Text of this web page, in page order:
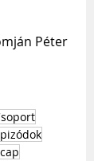
Péter